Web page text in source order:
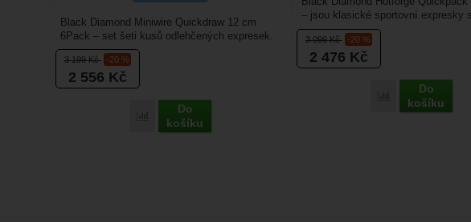
3 199Kč -20 %
2 556 Kč
Přidat 'Black Diamond Miniwire Quickdraw 12 cm 6Pack' k porovnání
Do
košíku
Black Diamond Miniwire Quickdraw 12 cm
6Pack – set šeti kusů odlehčených expresek.
Má délku 12 cm. Díky...
3 099Kč -20 %
2 476 Kč
Přidat 'Black
Do
košíku
– jsou klasické sportovní expresky s
keylockem vhodné pro...